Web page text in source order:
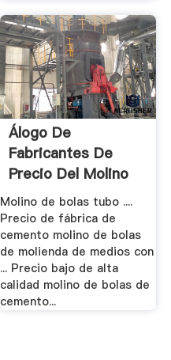
Álogo De
Fabricantes De
Precio Del Molino
De Bolas De.
Molino de bolas tubo ....
Precio de fábrica de
cemento molino de bolas
de molienda de medios con
... Precio bajo de alta
calidad molino de bolas de
cemento...